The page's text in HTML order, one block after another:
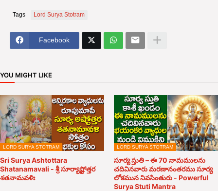
Tags Lord Surya Stotram
Facebook
YOU MIGHT LIKE
LORD SURYA STOTRAM
Sri Surya Ashtottara
Shatanamavali - శ్రీ సూర్యాష్టోత్తర
శతనామవళిః
LORD SURYA STOTRAM
సూర్య స్తుతి – ఈ 70 నామములను
చదివినవారు మరణానంతరము సూర్య
లోకమున నివసింతురు - Powerful
Surya Stuti Mantra